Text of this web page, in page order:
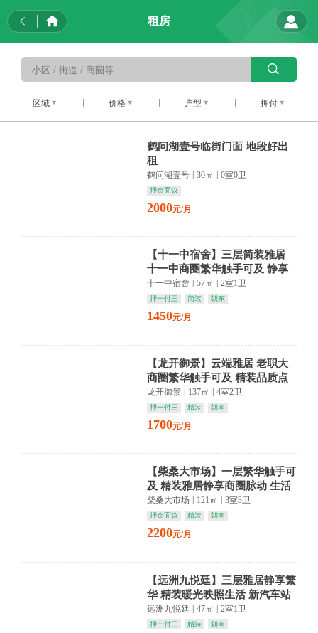
租房
区域 价格 户型 押付
鹤问湖壹号临街门面 地段好出
租
鹤问湖壹号 30㎡ 0室0卫
押金面议
2000元/月
【十一中宿舍】三层简装雅居
十一中商圈繁华触手可及 静享
都市慢生活
十一中宿舍 57㎡ 2室1卫
押一付三 简装 朝东
1450元/月
【龙开御景】云端雅居 老职大
商圈繁华触手可及 精装品质点
亮生活
龙开御景 137㎡ 4室2卫
押一付三 精装 朝南
1700元/月
【柴桑大市场】一层繁华触手可
及 精装雅居静享商圈脉动 生活
从此从容优雅
柴桑大市场 121㎡ 3室3卫
押金面议 精装 朝南
2200元/月
【远洲九悦廷】三层雅居静享繁
华 精装暖光映照生活 新汽车站
商圈便捷随行
远洲九悦廷 | 47㎡ | 2室1卫
押一付三 精装 朝南